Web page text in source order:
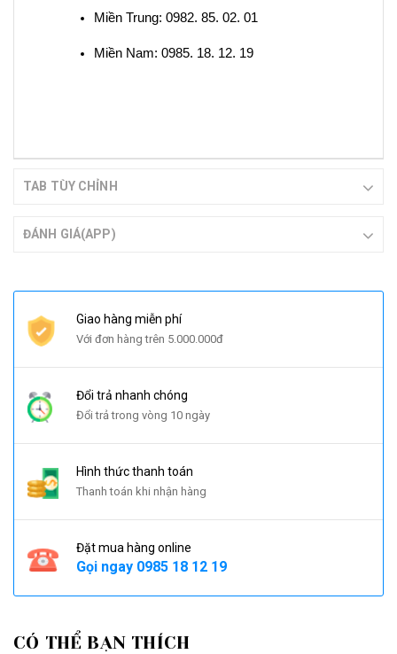
Miền Trung: 0982. 85. 02. 01
Miền Nam: 0985. 18. 12. 19
TAB TÙY CHỈNH
ĐÁNH GIÁ(APP)
Giao hàng miễn phí
Với đơn hàng trên 5.000.000đ
Đổi trả nhanh chóng
Đổi trả trong vòng 10 ngày
Hình thức thanh toán
Thanh toán khi nhận hàng
Đặt mua hàng online
Gọi ngay 0985 18 12 19
CÓ THỂ BẠN THÍCH